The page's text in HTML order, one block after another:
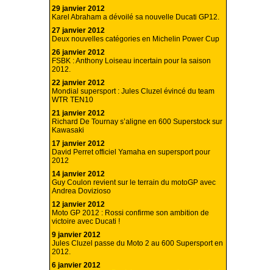
29 janvier 2012
Karel Abraham a dévoilé sa nouvelle Ducati GP12.
27 janvier 2012
Deux nouvelles catégories en Michelin Power Cup
26 janvier 2012
FSBK : Anthony Loiseau incertain pour la saison
2012.
22 janvier 2012
Mondial supersport : Jules Cluzel évincé du team
WTR TEN10
21 janvier 2012
Richard De Tournay s’aligne en 600 Superstock sur
Kawasaki
17 janvier 2012
David Perret officiel Yamaha en supersport pour
2012
14 janvier 2012
Guy Coulon revient sur le terrain du motoGP avec
Andrea Dovizioso
12 janvier 2012
Moto GP 2012 : Rossi confirme son ambition de
victoire avec Ducati !
9 janvier 2012
Jules Cluzel passe du Moto 2 au 600 Supersport en
2012.
6 janvier 2012